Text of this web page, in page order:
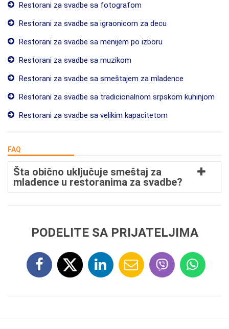
Restorani za svadbe sa fotografom
Restorani za svadbe sa igraonicom za decu
Restorani za svadbe sa menijem po izboru
Restorani za svadbe sa muzikom
Restorani za svadbe sa smeštajem za mladence
Restorani za svadbe sa tradicionalnom srpskom kuhinjom
Restorani za svadbe sa velikim kapacitetom
FAQ
Šta obično uključuje smeštaj za
mladence u restoranima za svadbe?
PODELITE SA PRIJATELJIMA